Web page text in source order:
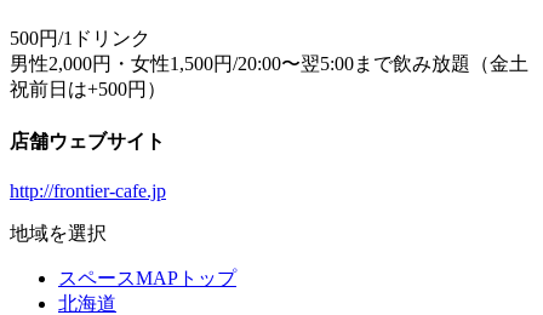
500円/1ドリンク
男性2,000円・女性1,500円/20:00〜翌5:00まで飲み放題（金土
祝前日は+500円）
店舗ウェブサイト
http://frontier-cafe.jp
地域を選択
スペースMAPトップ
北海道